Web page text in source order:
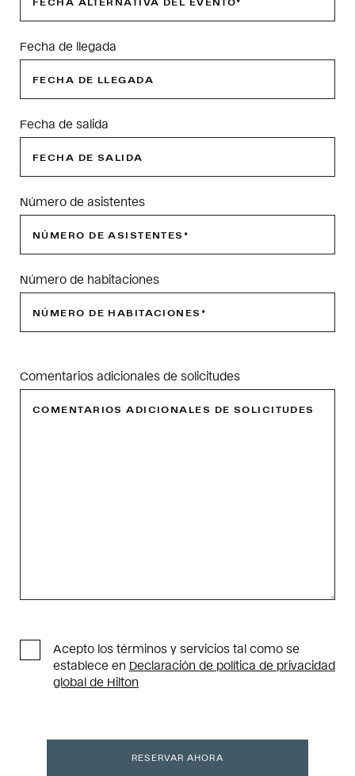
Fecha de llegada
Fecha de salida
Número de asistentes
Número de habitaciones
favor,
deja
este
Comentarios adicionales de solicitudes
Acepto los términos y servicios tal como se
establece en Declaración de política de privacidad
global de Hilton